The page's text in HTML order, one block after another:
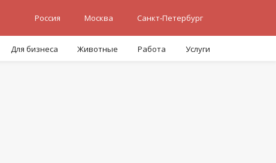
Россия Москва Санкт-Петербург
Для бизнеса Животные Работа Услуги